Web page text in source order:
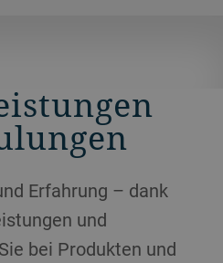
Erfahrung – dank
und
bei Produkten und